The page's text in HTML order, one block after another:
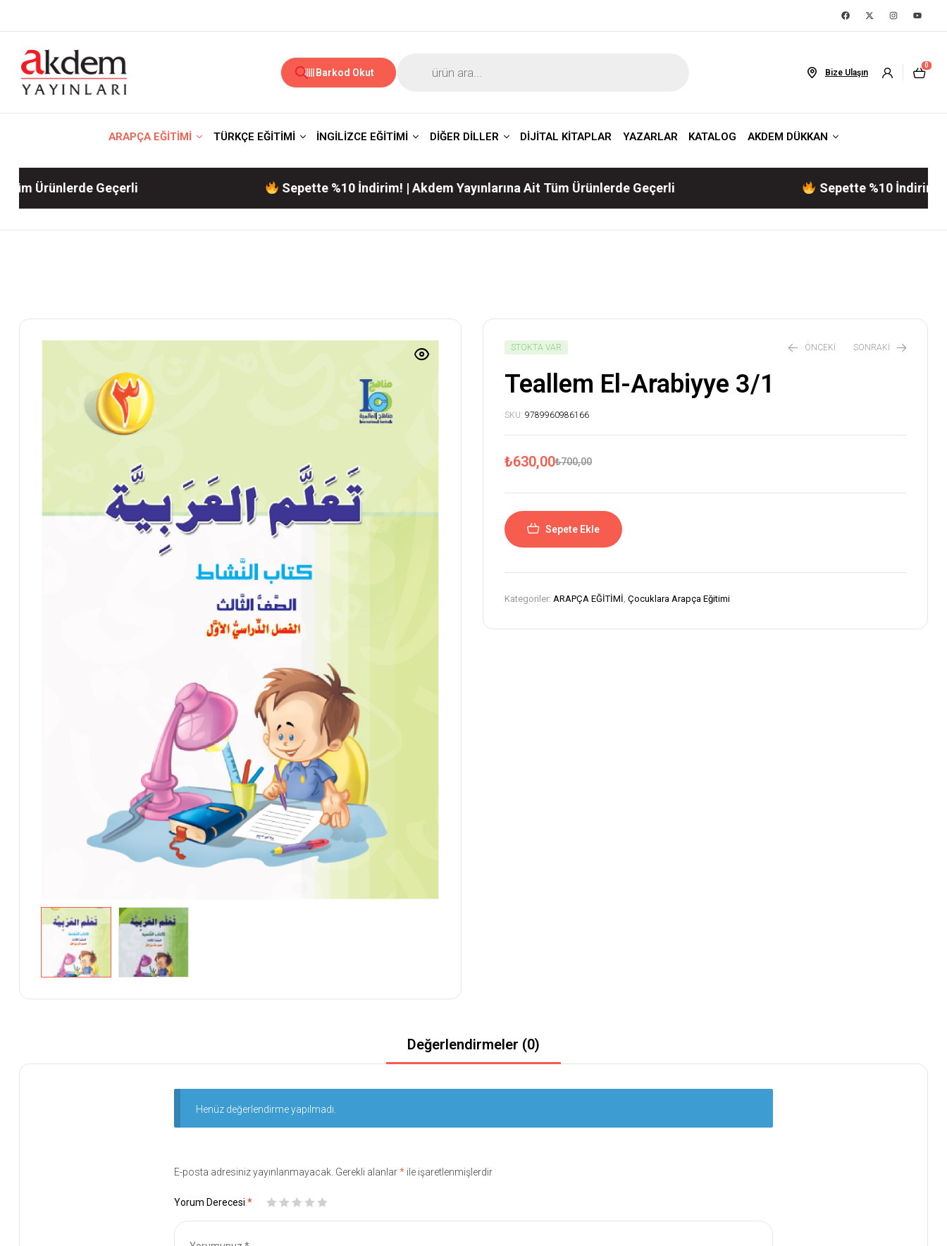
Barkod Okut Bize Ulaşın
0
ARAPÇA EĞİTİMİ TÜRKÇE EĞİTİMİ İNGİLİZCE EĞİTİMİ DİĞER DİLLER DİJİTAL KİTAPLAR YAZARLAR KATALOG AKDEM DÜKKAN
Geçerli Sepette %10 İndirim! | Akdem Yayınlarına Ait Tüm Ürünlerde Geçerli Sepette %10 İndirim! | Akdem
STOKTA VAR ÖNCEKI SONRAKI
Teallem El-Arabiyye 3/1
SKU: 9789960986166
₺700,00
₺630,00
Sepete Ekle
Kategoriler: ARAPÇA EĞİTİMİ, Çocuklara Arapça Eğitimi
Değerlendirmeler (0)
Henüz değerlendirme yapılmadı.
E-posta adresiniz yayınlanmayacak. Gerekli alanlar* ile işaretlenmişlerdir
Yorum Derecesi *